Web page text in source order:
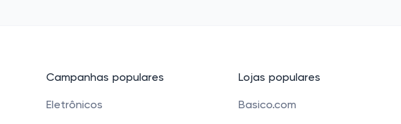
Campanhas populares
Eletrônicos
Lojas populares
Basico.com